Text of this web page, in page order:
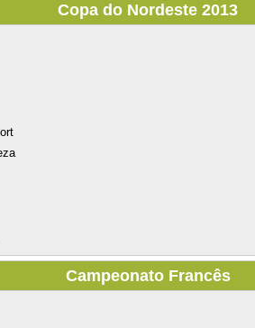
Copa do Nordeste 2013
Campeonato Francês